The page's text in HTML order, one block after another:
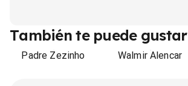
También te puede gustar
Padre Zezinho Walmir Alencar